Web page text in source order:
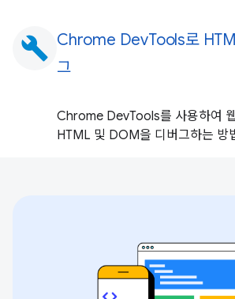
build Chrome DevTools로
그
Chrome DevTools를 사용하여
HTML 및 DOM을 디버그하는 방